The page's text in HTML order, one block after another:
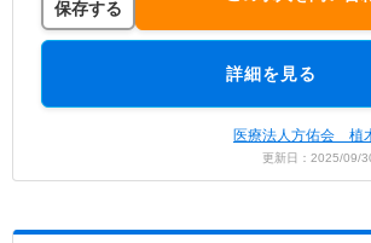
保存する
詳細を見る
医療法人方佑会 植
更新日：2025/09/